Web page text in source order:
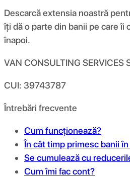
Descarcă extensia noastră
îți dă o parte din banii pe care îi
înapoi.
VAN CONSULTING SERVICES
CUI: 39743787
Întrebări frecvente
Cum funcționează?
În cât timp primesc banii
Se cumulează cu
Cum îmi fac cont?